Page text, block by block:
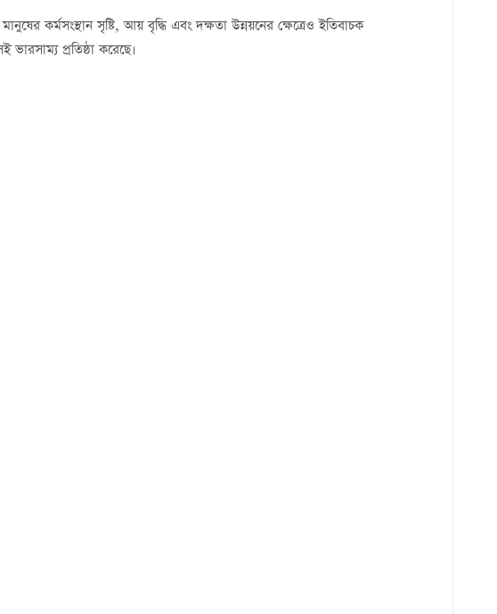
কর্মসংস্থান সৃষ্টি, আয় বৃদ্ধি এবং দক্ষতা উন্নয়নের ক্ষেত্রেও ইতিবাচক
প্রতিষ্ঠা করেছে।